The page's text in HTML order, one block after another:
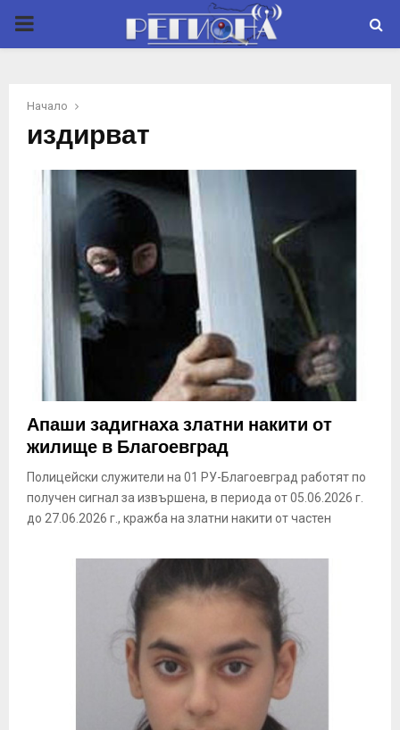
P
N
U
Начало
издирват
Апаши задигнаха златни накити от
жилище в Благоевград
Полицейски служители на 01 РУ-Благоевград работят по
получен сигнал за извършена, в периода от 05.06.2026 г.
до 27.06.2026 г., кражба на златни накити от частен